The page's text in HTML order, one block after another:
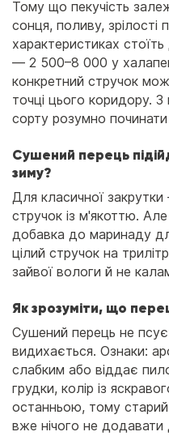
Тому що пекучість
сонця, поливу, зрілості
характеристиках
— 2 500–8 000 у
конкретний стручок
точці цього коридору.
сорту розумно
Сушений перець
зиму?
Для класичної
стручок із м'якоттю.
добавка до маринаду
цілий стручок на
зайвої вологи й не
Як зрозуміти, що
Сушений перець не
видихається. Ознаки:
слабким або віддає
грудки, колір із
останньою, тому
вже нічого не додавати